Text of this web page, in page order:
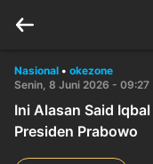
Nasional • okezone
Senin, 8 Juni 2026 - 09:27
Ini Alasan Said
Presiden Prabowo